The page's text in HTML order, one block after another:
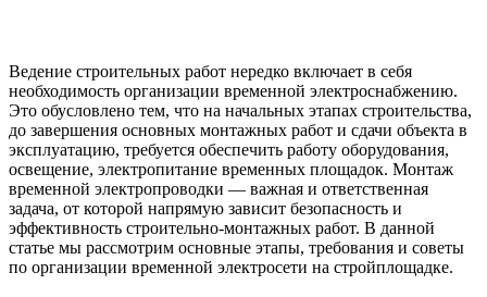
Ведение строительных работ нередко включает в себя
необходимость организации временной электроснабжению.
Это обусловлено тем, что на начальных этапах строительства,
до завершения основных монтажных работ и сдачи объекта в
эксплуатацию, требуется обеспечить работу оборудования,
освещение, электропитание временных площадок. Монтаж
временной электропроводки — важная и ответственная
задача, от которой напрямую зависит безопасность и
эффективность строительно-монтажных работ. В данной
статье мы рассмотрим основные этапы, требования и советы
по организации временной электросети на стройплощадке.